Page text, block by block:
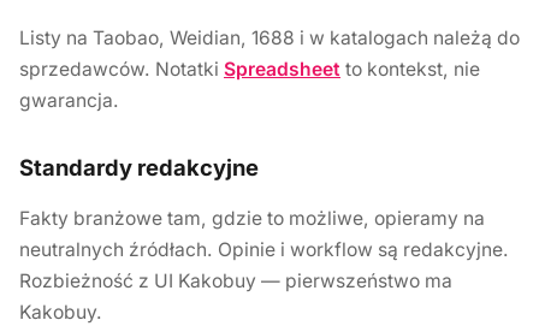
Listy na Taobao, Weidian, 1688 i w katalogach należą do
sprzedawców. Notatki Spreadsheet to kontekst, nie
gwarancja.
Standardy redakcyjne
Fakty branżowe tam, gdzie to możliwe, opieramy na
neutralnych źródłach. Opinie i workflow są redakcyjne.
Rozbieżność z UI Kakobuy — pierwszeństwo ma
Kakobuy.